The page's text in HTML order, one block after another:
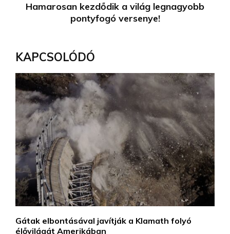
Hamarosan kezdődik a világ legnagyobb
pontyfogó versenye!
KAPCSOLÓDÓ
Gátak elbontásával javítják a Klamath folyó
élővilágát Amerikában